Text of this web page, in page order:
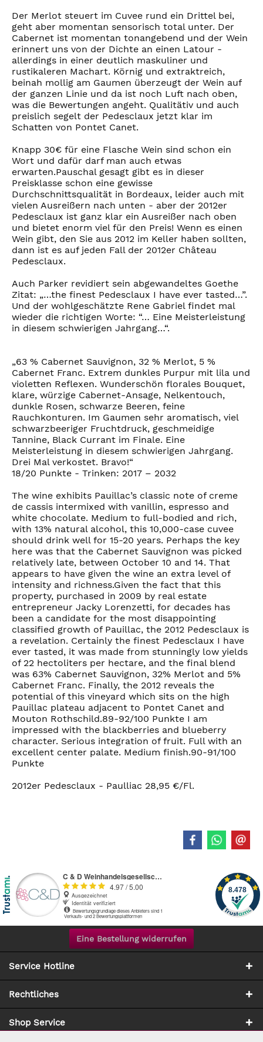
Der Merlot steuert im Cuvee rund ein Drittel bei,
geht aber momentan sensorisch total unter. Der
Cabernet ist momentan tonangebend und der Wein
erinnert uns von der Dichte an einen Latour -
allerdings in einer deutlich maskuliner und
rustikaleren Machart. Körnig und extraktreich,
beinah mollig am Gaumen überzeugt der Wein auf
der ganzen Linie und da ist noch Luft nach oben,
was die Bewertungen angeht. Qualitätiv und auch
preislich segelt der Pedesclaux jetzt klar im
Schatten von Pontet Canet.
Knapp 30€ für eine Flasche Wein sind schon ein
Wort und dafür darf man auch etwas
erwarten.Pauschal gesagt gibt es in dieser
Preisklasse schon eine gewisse
Durchschnittsqualität in Bordeaux, leider auch mit
vielen Ausreißern nach unten - aber der 2012er
Pedesclaux ist ganz klar ein Ausreißer nach oben
und bietet enorm viel für den Preis! Wenn es einen
Wein gibt, den Sie aus 2012 im Keller haben sollten,
dann ist es auf jeden Fall der 2012er Château
Pedesclaux.
Auch Parker revidiert sein abgewandeltes Goethe
Zitat: „…the finest Pedesclaux I have ever tasted…”.
Und der wohlgeschätzte Rene Gabriel findet mal
wieder die richtigen Worte: “… Eine Meisterleistung
in diesem schwierigen Jahrgang…“.
„63 % Cabernet Sauvignon, 32 % Merlot, 5 %
Cabernet Franc. Extrem dunkles Purpur mit lila und
violetten Reflexen. Wunderschön florales Bouquet,
klare, würzige Cabernet-Ansage, Nelkentouch,
dunkle Rosen, schwarze Beeren, feine
Rauchkonturen. Im Gaumen sehr aromatisch, viel
schwarzbeeriger Fruchtdruck, geschmeidige
Tannine, Black Currant im Finale. Eine
Meisterleistung in diesem schwierigen Jahrgang.
Drei Mal verkostet. Bravo!“
18/20 Punkte - Trinken: 2017 – 2032
The wine exhibits Pauillac’s classic note of creme
de cassis intermixed with vanillin, espresso and
white chocolate. Medium to full-bodied and rich,
with 13% natural alcohol, this 10,000-case cuvee
should drink well for 15-20 years. Perhaps the key
here was that the Cabernet Sauvignon was picked
relatively late, between October 10 and 14. That
appears to have given the wine an extra level of
intensity and richness.Given the fact that this
property, purchased in 2009 by real estate
entrepreneur Jacky Lorenzetti, for decades has
been a candidate for the most disappointing
classified growth of Pauillac, the 2012 Pedesclaux is
a revelation. Certainly the finest Pedesclaux I have
ever tasted, it was made from stunningly low yields
of 22 hectoliters per hectare, and the final blend
was 63% Cabernet Sauvignon, 32% Merlot and 5%
Cabernet Franc. Finally, the 2012 reveals the
potential of this vineyard which sits on the high
Pauillac plateau adjacent to Pontet Canet and
Mouton Rothschild.89-92/100 Punkte I am
impressed with the blackberries and blueberry
character. Serious integration of fruit. Full with an
excellent center palate. Medium finish.90-91/100
Punkte
2012er Pedesclaux - Paulliac 28,95 €/Fl.
Eine Bestellung widerrufen
Service Hotline
Rechtliches
Shop Service